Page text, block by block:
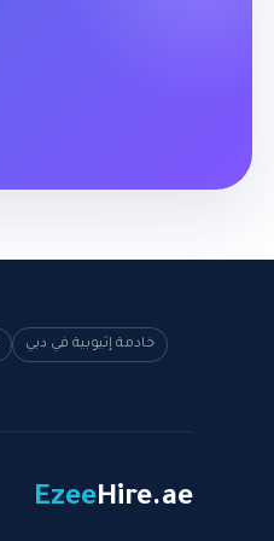
خادمة إثيوبية في دبي
EzeeHire.ae